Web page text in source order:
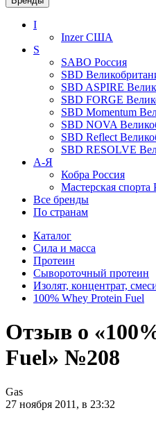
I
InzerСША
S
SABO Россия
SBD
SBD ASPIRE
SBD FORGE
SBD Momentum
SBD NOVA
SBD Reflect
SBD RESOLVE
А-Я
Кобра Россия
Мастерская спорта
Все бренды
По странам
Каталог
Сила и масса
Протеин
Сывороточный протеин
Изолят, концентрат,
100% Whey Protein Fuel
Отзыв о
Fuel» №208
Gas
27 ноября 2011, в 23:32